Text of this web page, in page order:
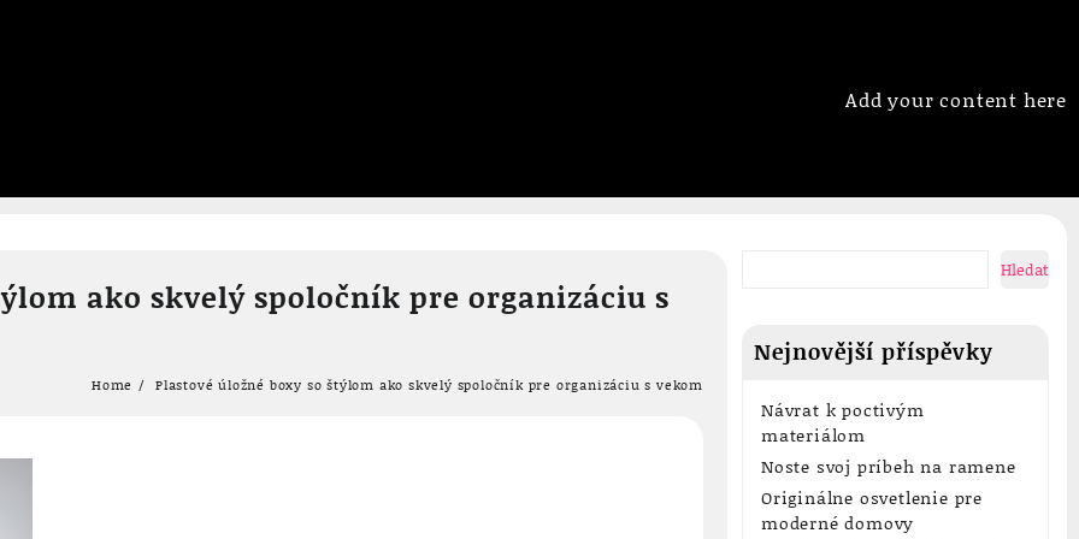
Add your content here
ako skvelý spoločník pre organizáciu s
Home Plastové úložné boxy so štýlom ako skvelý spoločník pre organizáciu s vekom
Hledat
Nejnovější příspěvky
Návrat k poctivým
materiálom
Noste svoj príbeh na ramene
Originálne osvetlenie pre
moderné domovy